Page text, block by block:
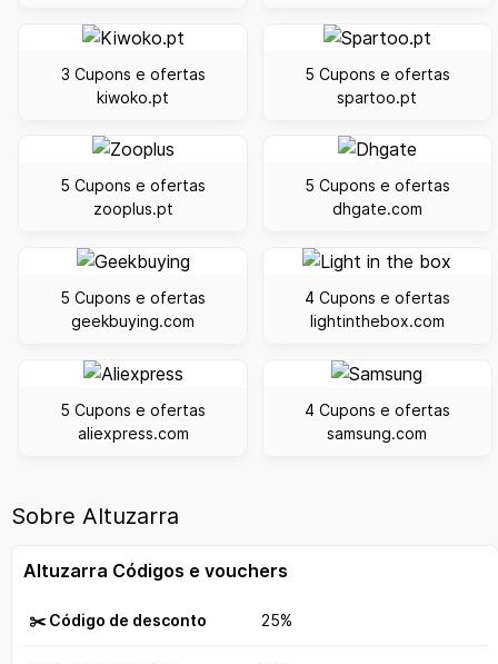
3 Cupons e ofertas
kiwoko.pt
5 Cupons e ofertas
spartoo.pt
5 Cupons e ofertas
zooplus.pt
5 Cupons e ofertas
dhgate.com
5 Cupons e ofertas
geekbuying.com
4 Cupons e ofertas
lightinthebox.com
5 Cupons e ofertas
aliexpress.com
4 Cupons e ofertas
samsung.com
Sobre Altuzarra
Altuzarra Códigos e vouchers
✂️ Código de desconto 25%